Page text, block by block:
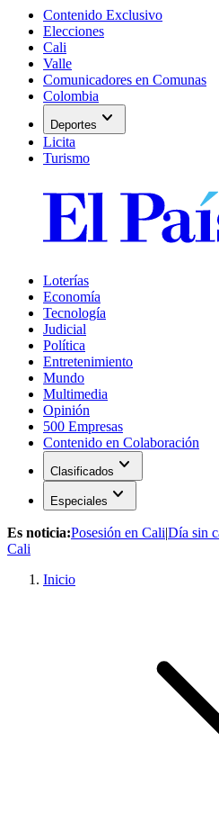
Contenido Exclusivo
Elecciones
Cali
Valle
Comunicadores en Comunas
Colombia
Deportes expand_more
Licita
Turismo
Loterías
Economía
Tecnología
Judicial
Política
Entretenimiento
Mundo
Multimedia
Opinión
500 Empresas
Contenido en Colaboración
Clasificados expand_more
Especiales expand_more
Es noticia:Posesión en Cali|Día sin
Cali
Inicio